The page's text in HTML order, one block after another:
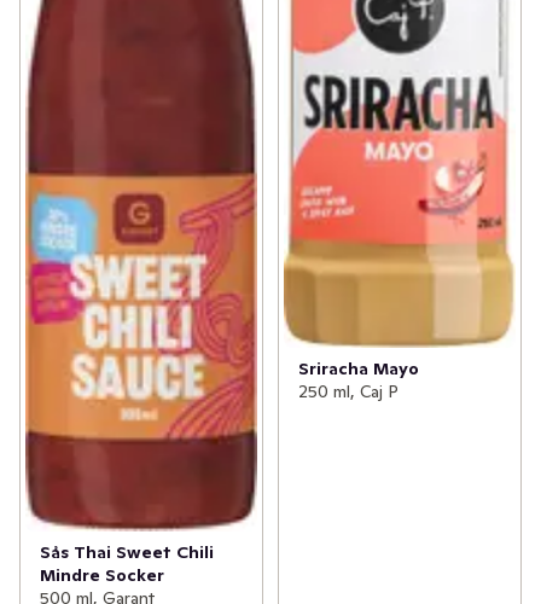
Sås Thai Sweet Chili
Mindre Socker
500 ml, Garant
Sriracha Mayo
250 ml, Caj P